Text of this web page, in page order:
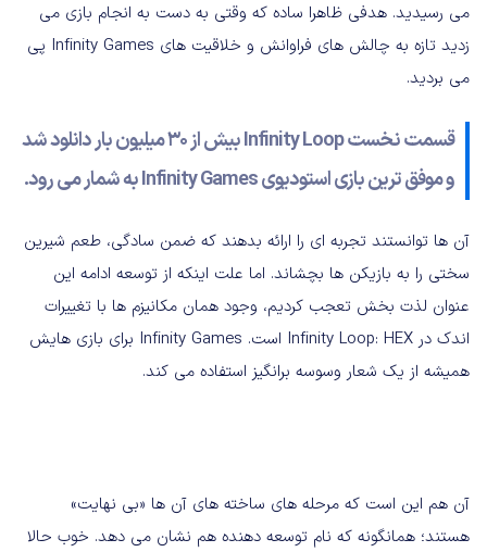
می رسیدید. هدفی ظاهرا ساده که وقتی به دست به انجام بازی می
زدید تازه به چالش های فراوانش و خلاقیت های Infinity Games پی
می بردید.
قسمت نخست Infinity Loop بیش از 30 میلیون بار دانلود شد
و موفق ترین بازی استودیوی Infinity Games به شمار می رود.
آن ها توانستند تجربه ای را ارائه بدهند که ضمن سادگی، طعم شیرین
سختی را به بازیکن ها بچشاند. اما علت اینکه از توسعه ادامه این
عنوان لذت بخش تعجب کردیم، وجود همان مکانیزم ها با تغییرات
اندک در Infinity Loop: HEX است. Infinity Games برای بازی هایش
همیشه از یک شعار وسوسه برانگیز استفاده می کند.
آن هم این است که مرحله های ساخته های آن ها «بی نهایت»
هستند؛ همانگونه که نام توسعه دهنده هم نشان می دهد. خوب حالا